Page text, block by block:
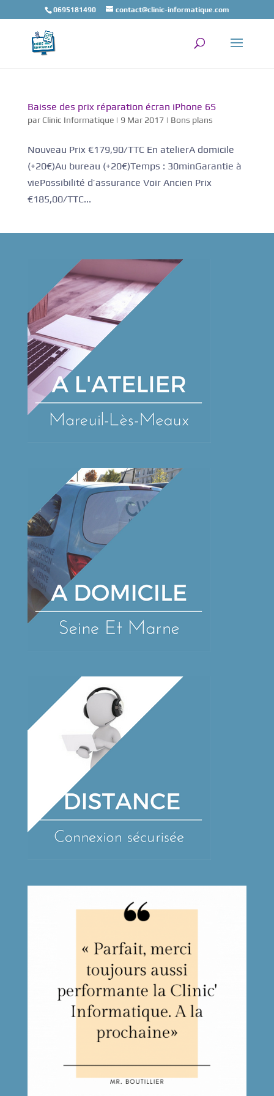
0695181490 contact@clinic-informatique.com
Baisse des prix réparation écran iPhone 6S
par Clinic Informatique| 9 Mar 2017| Bons plans
Nouveau Prix €179,90/TTC En atelierA domicile
(+20€)Au bureau (+20€)Temps : 30minGarantie à
viePossibilité d’assurance Voir Ancien Prix
€185,00/TTC...